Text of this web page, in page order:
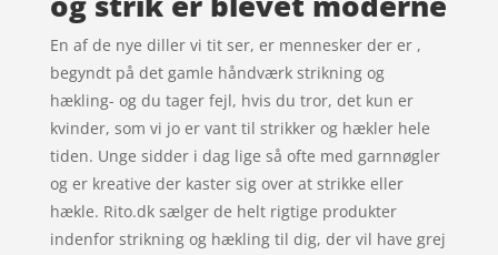
En af de nye diller vi tit ser, er mennesker der er ,
begyndt på det gamle håndværk strikning og
hækling- og du tager fejl, hvis du tror, det kun er
kvinder, som vi jo er vant til strikker og hækler hele
tiden. Unge sidder i dag lige så ofte med garnnøgler
og er kreative der kaster sig over at strikke eller
hækle. Rito.dk sælger de helt rigtige produkter
indenfor strikning og hækling til dig, der vil have grej